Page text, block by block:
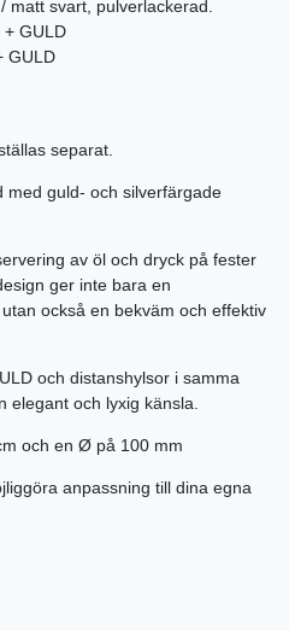
matt svart, pulverlackerad.
+ GULD
GULD
separat.
med guld- och silverfärgade
av öl och dryck på fester
ger inte bara en
också en bekväm och effektiv
och distanshylsor i samma
elegant och lyxig känsla.
och en Ø på 100 mm
anpassning till dina egna